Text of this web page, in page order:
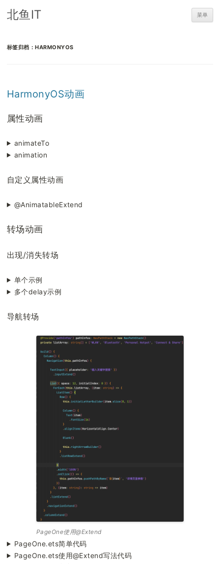
北鱼IT 菜单
标签归档：HARMONYOS
HarmonyOS动画
属性动画
animateTo
animation
自定义属性动画
@AnimatableExtend
转场动画
出现/消失转场
单个示例
多个delay示例
导航转场
PageOne使用@Extend
PageOne.ets简单代码
PageOne.ets使用@Extend写法代码